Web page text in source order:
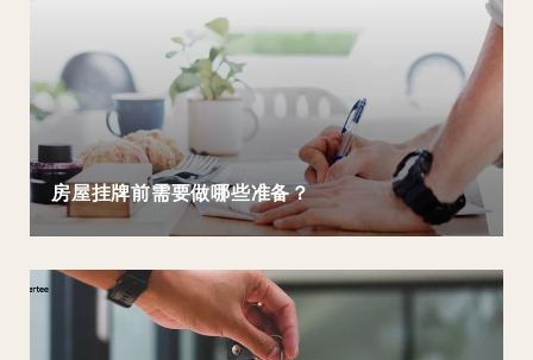
房屋挂牌前需要做哪些准备？